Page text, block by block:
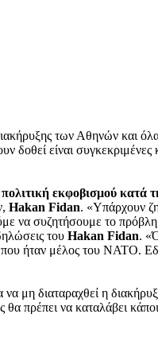
των Αθηνών και
δοθεί είναι
πολιτική εκφοβισμού κατά
Hakan Fidan. «Υπάρχουν
να συζητήσουμε το
του Hakan Fidan.
που ήταν μέλος του ΝΑΤΟ.
μη διαταραχθεί η
πρέπει να καταλάβει